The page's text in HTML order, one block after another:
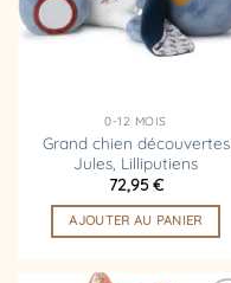
0-12 MOIS
Grand chien découvertes
Jules, Lilliputiens
72,95€
AJOUTER AU PANIER